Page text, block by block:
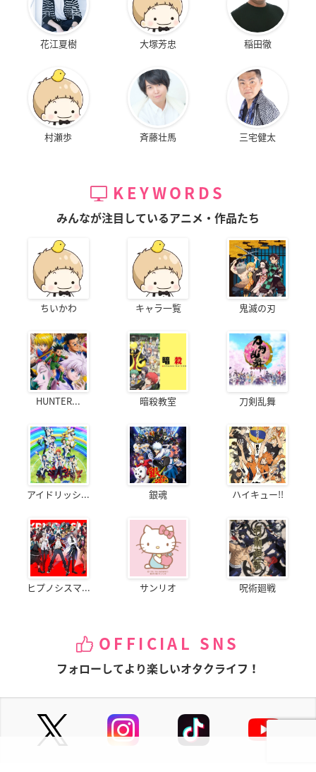
花江夏樹 大塚芳忠 稲田徹
村瀬歩 斉藤壮馬 三宅健太
KEYWORDS
みんなが注目しているアニメ・作品たち
ちいかわ キャラ一覧 鬼滅の刃
HUNTER... 暗殺教室 刀剣乱舞
アイドリッシ... 銀魂 ハイキュー!!
ヒプノシスマ... サンリオ 呪術廻戦
OFFICIAL SNS
フォローしてより楽しいオタクライフ！